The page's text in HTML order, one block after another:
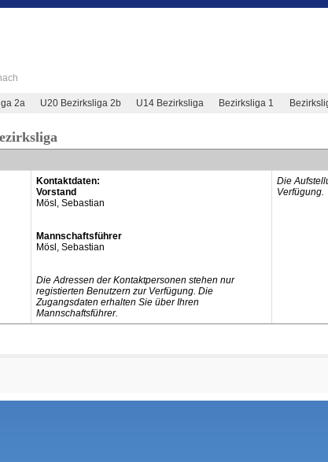
2a U20 Bezirksliga 2b U14 Bezirksliga Bezirksliga 1
Kontaktdaten:
Vorstand
Mösl, Sebastian
Mannschaftsführer
Mösl, Sebastian
Die Adressen der Kontaktpersonen stehen nur
registierten Benutzern zur Verfügung. Die
Zugangsdaten erhalten Sie über Ihren
Mannschaftsführer.
Die
Verfügung.